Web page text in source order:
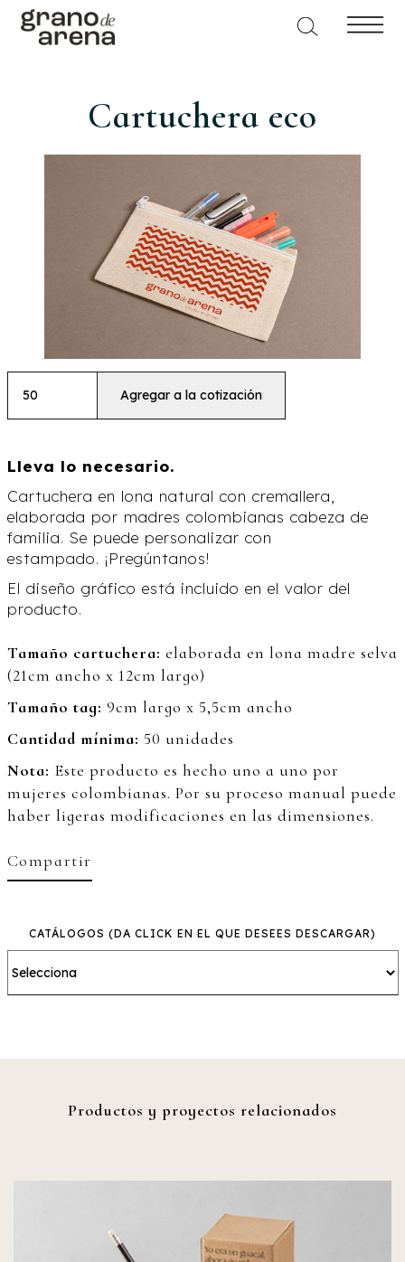
Cartuchera eco
Lleva lo necesario.
Cartuchera en lona natural con cremallera,
elaborada por madres colombianas cabeza de
familia. Se puede personalizar con
estampado. ¡Pregúntanos!
El diseño gráfico está incluido en el valor del
producto.
Tamaño cartuchera: elaborada en lona madre selva
(21cm ancho x 12cm largo)
Tamaño tag: 9cm largo x 5,5cm ancho
Cantidad mínima: 50 unidades
Nota: Este producto es hecho uno a uno por
mujeres colombianas. Por su proceso manual puede
haber ligeras modificaciones en las dimensiones.
Compartir
CATÁLOGOS (DA CLICK EN EL QUE DESEES DESCARGAR)
Productos y proyectos relacionados